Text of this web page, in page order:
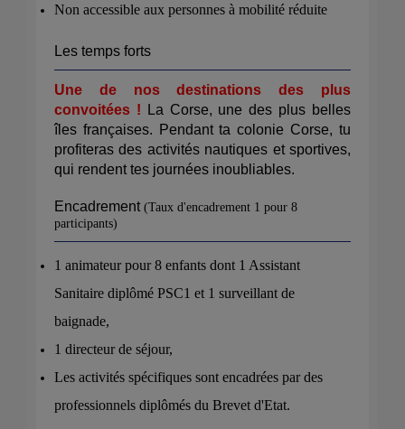
Non accessible aux personnes à mobilité réduite
Les temps forts
Une de nos destinations des plus
convoitées ! La Corse, une des plus belles
îles françaises. Pendant ta colonie Corse, tu
profiteras des activités nautiques et sportives,
qui rendent tes journées inoubliables.
Encadrement (Taux d'encadrement 1 pour 8
participants)
1 animateur pour 8 enfants dont 1 Assistant
Sanitaire diplômé PSC1 et 1 surveillant de
baignade,
1 directeur de séjour,
Les activités spécifiques sont encadrées par des
professionnels diplômés du Brevet d'Etat.